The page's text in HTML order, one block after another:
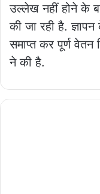
उल्लेख नहीं होने के
की जा रही है.
समाप्त कर पूर्ण वेतन
ने की है.